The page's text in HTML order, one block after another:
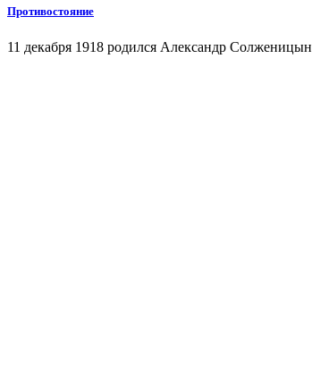
Противостояние
11 декабря 1918 родился Александр Солженицын